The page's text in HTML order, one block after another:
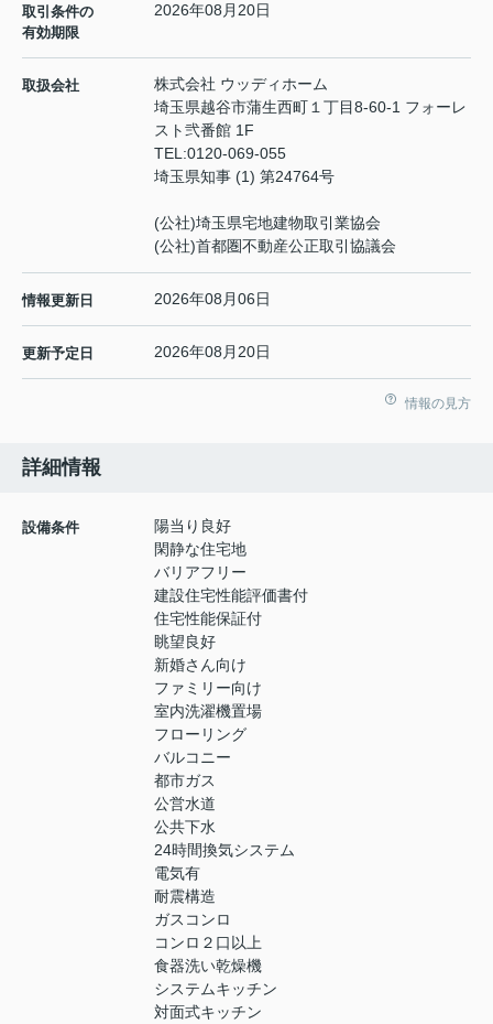
取引条件の
有効期限
2026年08月20日
取扱会社
株式会社 ウッディホーム
埼玉県越谷市蒲生西町１丁目8-60-1 フォーレ
スト弐番館 1F
TEL:0120-069-055
埼玉県知事 (1) 第24764号
(公社)埼玉県宅地建物取引業協会
(公社)首都圏不動産公正取引協議会
情報更新日 2026年08月06日
更新予定日 2026年08月20日
情報の見方
詳細情報
設備条件
陽当り良好
閑静な住宅地
バリアフリー
建設住宅性能評価書付
住宅性能保証付
眺望良好
新婚さん向け
ファミリー向け
室内洗濯機置場
フローリング
バルコニー
都市ガス
公営水道
公共下水
24時間換気システム
電気有
耐震構造
ガスコンロ
コンロ２口以上
食器洗い乾燥機
システムキッチン
対面式キッチン